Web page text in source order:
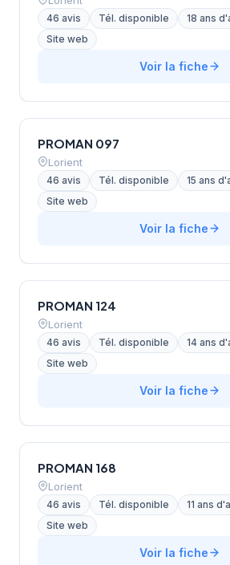
46 avis Tél. disponible
18 ans
Site web
Voir la fiche
PROMAN 097
Lorient
46 avis Tél. disponible
15 ans
Site web
Voir la fiche
PROMAN 124
Lorient
46 avis Tél. disponible
14 ans
Site web
Voir la fiche
PROMAN 168
Lorient
46 avis Tél. disponible
11 ans
Site web
Voir la fiche